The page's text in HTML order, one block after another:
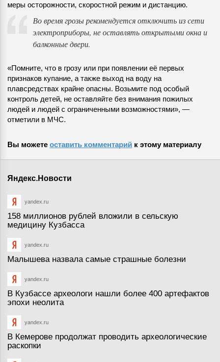
меры осторожности, скоростной режим и дистанцию.
Во время грозы рекомендуется отключить из сети
электроприборы, не оставлять открытыми окна и
балконные двери.
«Помните, что в грозу или при появлении её первых
признаков купание, а также выход на воду на
плавсредствах крайне опасны. Возьмите под особый
контроль детей, не оставляйте без внимания пожилых
людей и людей с ограниченными возможностями», —
отметили в МЧС.
Вы можете оставить комментарий к этому материалу
Яндекс.Новости
yandex.ru
158 миллионов рублей вложили в сельскую
медицину Кузбасса
yandex.ru
Малышева назвала самые страшные болезни
yandex.ru
В Кузбассе археологи нашли более 400 артефактов
эпохи неолита
yandex.ru
В Кемерове продолжат проводить археологические
раскопки